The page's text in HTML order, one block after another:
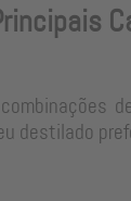
destilado